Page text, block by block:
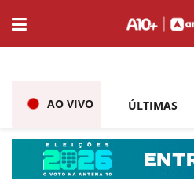
AO VIVO ÚLTIMAS